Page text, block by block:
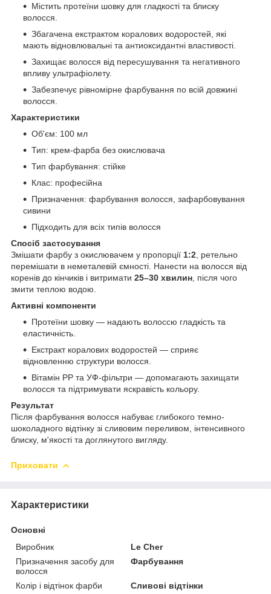
Містить протеїни шовку для гладкості та блиску
волосся.
Збагачена екстрактом коралових водоростей, які
мають відновлювальні та антиоксидантні властивості.
Захищає волосся від пересушування та негативного
впливу ультрафіолету.
Забезпечує рівномірне фарбування по всій довжині
волосся.
Характеристики
Об'єм: 100 мл
Тип: крем-фарба без окислювача
Тип фарбування: стійке
Клас: професійна
Призначення: фарбування волосся, зафарбовування
сивини
Підходить для всіх типів волосся
Спосіб застосування
Змішати фарбу з окислювачем у пропорції 1:2 , ретельно
перемішати в неметалевій ємності. Нанести на волосся від
коренів до кінчиків і витримати 25–30 хвилин , після чого
змити теплою водою.
Активні компоненти
Протеїни шовку — надають волоссю гладкість та
еластичність.
Екстракт коралових водоростей — сприяє
відновленню структури волосся.
Вітамін PP та УФ-фільтри — допомагають захищати
волосся та підтримувати яскравість кольору.
Результат
Після фарбування волосся набуває глибокого темно-
шоколадного відтінку зі сливовим переливом, інтенсивного
блиску, м'якості та доглянутого вигляду.
Приховати
Характеристики
Основні
Виробник
Le Cher
Призначення засобу для
волосся
Фарбування
Колір і відтінок фарби
Сливові відтінки